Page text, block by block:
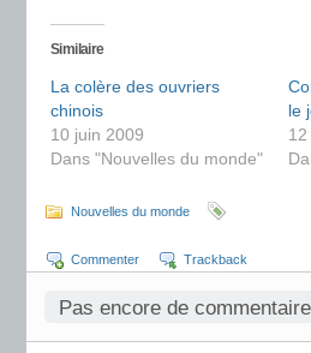
Similaire
La colère des ouvriers
chinois
10 juin 2009
Dans "Nouvelles du monde"
le
Nouvelles du monde
Commenter Trackback
Pas encore de commentaire